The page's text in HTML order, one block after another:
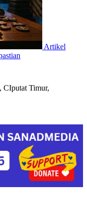
Artikel
CIputat Timur,